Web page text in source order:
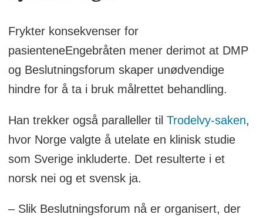
Frykter konsekvenser for
pasienteneEngebråten mener derimot at DMP
og Beslutningsforum skaper unødvendige
hindre for å ta i bruk målrettet behandling.
Han trekker også paralleller til Trodelvy-saken,
hvor Norge valgte å utelate en klinisk studie
som Sverige inkluderte. Det resulterte i et
norsk nei og et svensk ja.
– Slik Beslutningsforum nå er organisert, der